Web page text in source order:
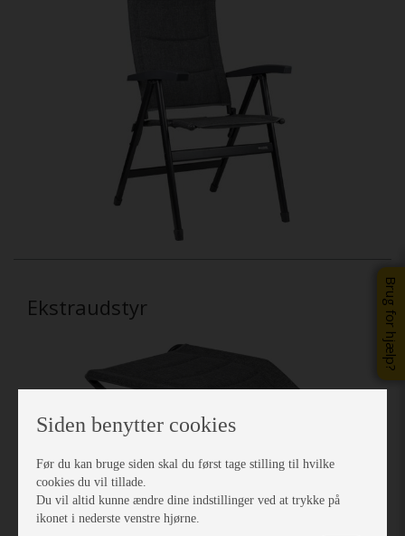
Brug for hjælp?
Ekstraudstyr
Siden benytter cookies
Før du kan bruge siden skal du først tage stilling til hvilke
cookies du vil tillade.
Du vil altid kunne ændre dine indstillinger ved at trykke på
ikonet i nederste venstre hjørne.